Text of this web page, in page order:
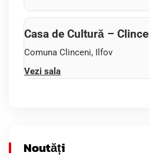
Casa de Cultură –
Comuna Clinceni, Ilfov
Vezi sala
Noutăți